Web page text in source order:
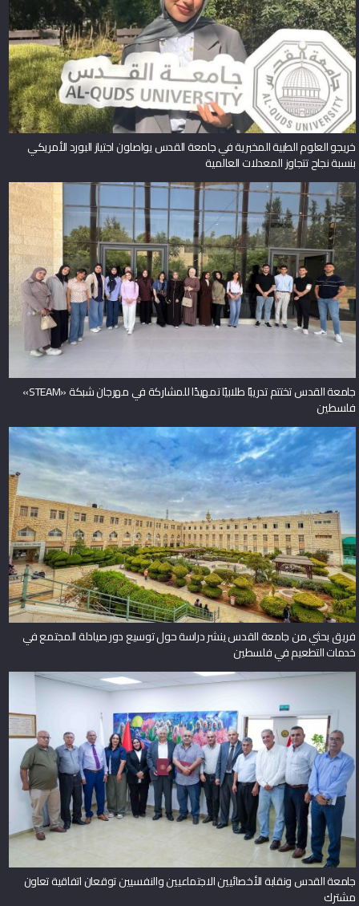
خريجو العلوم الطبية المخبرية في جامعة القدس يواصلون اجتياز البورد الأمريكي
بنسبة نجاح تتجاوز المعدلات العالمية
جامعة القدس تختتم تدريبًا طلابيًا تمهيدًا للمشاركة في مهرجان شبكة «STEAM»
فلسطين
فريق بحثي من جامعة القدس ينشر دراسة حول توسيع دور صيادلة المجتمع في
خدمات التطعيم في فلسطين
جامعة القدس ونقابة الأخصائيين الاجتماعيين والنفسيين توقعان اتفاقية تعاون
مشترك